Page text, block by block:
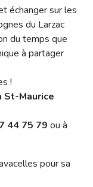
échanger sur les
du Larzac
du temps que
à partager
!
St-Maurice
44 75 79 ou à
pour sa